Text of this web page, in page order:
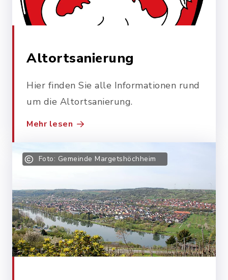
Altortsanierung
Hier finden Sie alle Informationen rund
um die Altortsanierung.
Mehr lesen
Foto: Gemeinde Margetshöchheim